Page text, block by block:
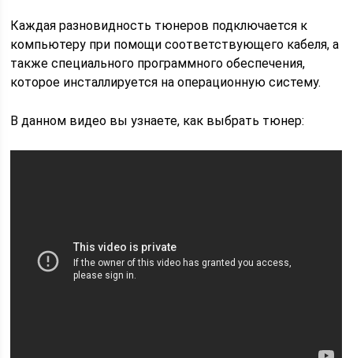
Каждая разновидность тюнеров подключается к
компьютеру при помощи соответствующего кабеля, а
также специального программного обеспечения,
которое инсталлируется на операционную систему.
В данном видео вы узнаете, как выбрать тюнер: